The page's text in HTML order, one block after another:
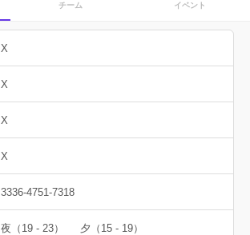
チーム イベント
X
X
X
X
3336-4751-7318
夜（19 - 23） 夕（15 - 19）